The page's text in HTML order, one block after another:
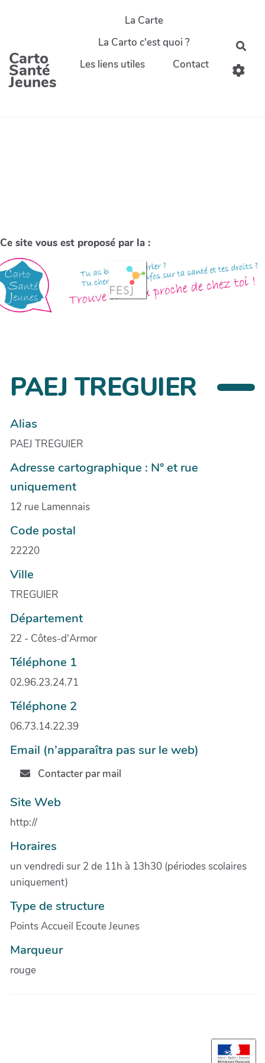
Carto
Santé
Jeunes
La Carte
La Carto c'est quoi ?
Les liens utiles
Contact
Ce site vous est proposé par la :
PAEJ TREGUIER
Alias
PAEJ TREGUIER
Adresse cartographique : N° et rue
uniquement
12 rue Lamennais
Code postal
22220
Ville
TREGUIER
Département
22 - Côtes-d'Armor
Téléphone 1
02.96.23.24.71
Téléphone 2
06.73.14.22.39
Email (n’apparaîtra pas sur le web)
Contacter par mail
Site Web
http://
Horaires
un vendredi sur 2 de 11h à 13h30 (périodes scolaires
uniquement)
Type de structure
Points Accueil Ecoute Jeunes
Marqueur
rouge